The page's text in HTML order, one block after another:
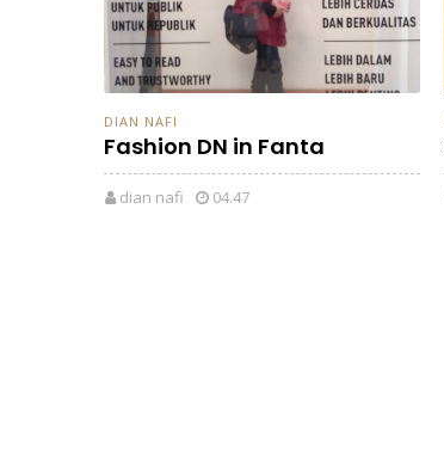
DIAN NAFI
Fashion DN in Fanta
dian nafi 04.47